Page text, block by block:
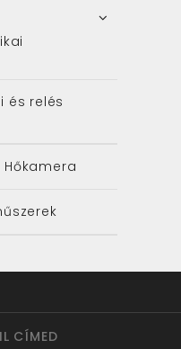
és relés